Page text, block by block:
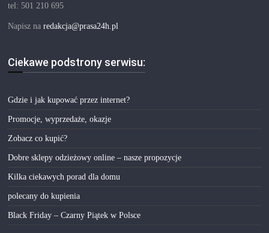
tel: 501 210 695
Napisz naredakcja@prasa24h.pl
Ciekawe podstrony serwisu:
Gdzie i jak kupować przez internet?
Promocje, wyprzedaże, okazje
Zobacz co kupić?
Dobre sklepy odzieżowy online – nasze propozycje
Kilka ciekawych porad dla domu
polecany do kupienia
Black Friday – Czarny Piątek w Polsce